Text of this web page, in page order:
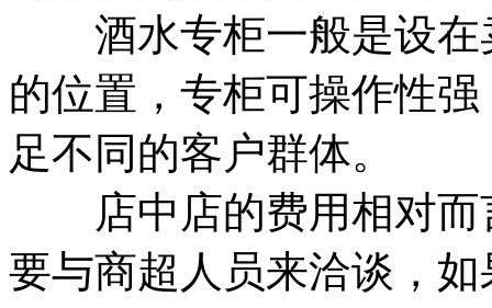
酒水专柜一般是设在
的位置，专柜可操作性
足不同的客户群体。
店中店的费用相对而
要与商超人员来洽谈，